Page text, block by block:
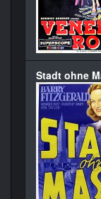
Stadt ohne